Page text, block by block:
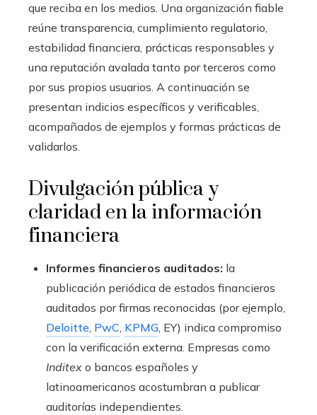
que reciba en los medios. Una organización fiable
reúne transparencia, cumplimiento regulatorio,
estabilidad financiera, prácticas responsables y
una reputación avalada tanto por terceros como
por sus propios usuarios. A continuación se
presentan indicios específicos y verificables,
acompañados de ejemplos y formas prácticas de
validarlos.
Divulgación pública y
claridad en la información
financiera
Informes financieros auditados: la
publicación periódica de estados financieros
auditados por firmas reconocidas (por ejemplo,
Deloitte, PwC, KPMG, EY) indica compromiso
con la verificación externa. Empresas como
Inditex o bancos españoles y
latinoamericanos acostumbran a publicar
auditorías independientes.